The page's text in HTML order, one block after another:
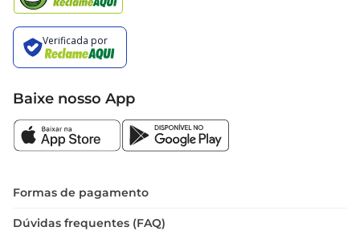
Baixe nosso App
Formas de pagamento
Dúvidas frequentes (FAQ)